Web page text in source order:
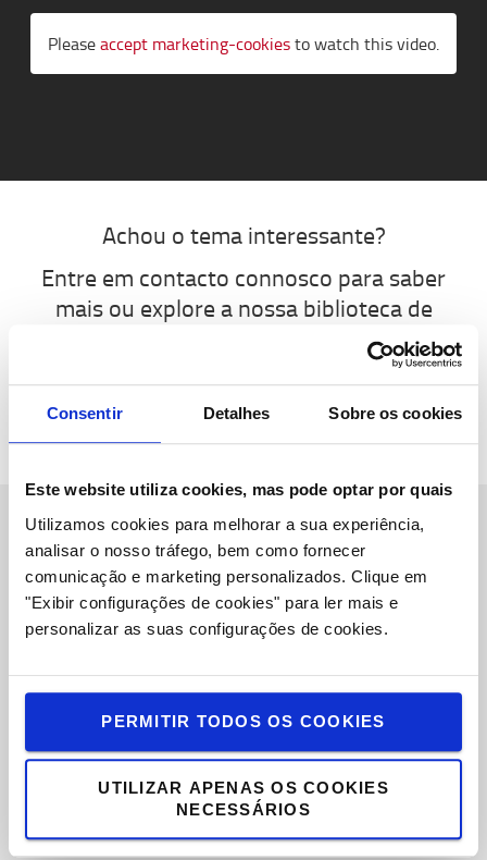
Consentir Detalhes Sobre os cookies
Este website utiliza cookies, mas pode optar por quais
Utilizamos cookies para melhorar a sua experiência,
analisar o nosso tráfego, bem como fornecer
comunicação e marketing personalizados. Clique em
"Exibir configurações de cookies" para ler mais e
personalizar as suas configurações de cookies.
PERMITIR TODOS OS COOKIES
UTILIZAR APENAS OS COOKIES
NECESSÁRIOS
Pleaseaccept marketing-cookiesto watch this video.
Achou o tema interessante?
Entre em contacto connosco para saber
mais ou explore a nossa biblioteca de
CONTACTE-NOS BIBLIOTECA DE CONTEÚDOS
Sobre Nós
Toyota Caetano Portugal, SA
Oportunidades de Emprego
Toyota Challenge 2025
Onde estamos
Valores Toyota